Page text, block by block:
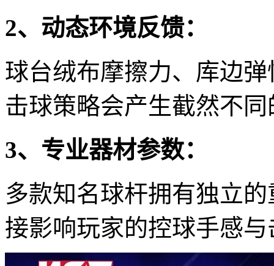
2、动态环境反馈：
球台绒布摩擦力、库边
击球策略会产生截然不
3、专业器材参数：
多款知名球杆拥有独立
接影响玩家的控球手感